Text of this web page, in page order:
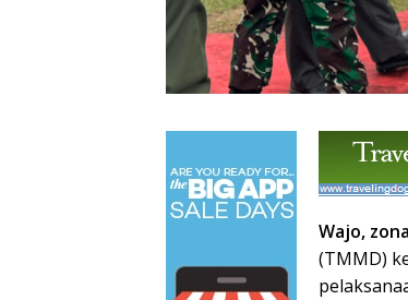
Wajo,
(TMMD)